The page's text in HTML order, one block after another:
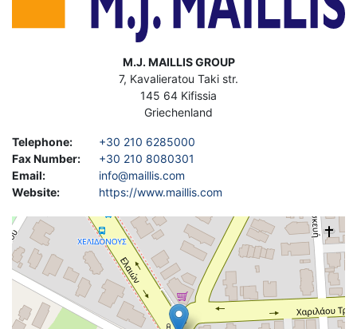
M.J. MAILLIS GROUP
7, Kavalieratou Taki str.
145 64 Kifissia
Griechenland
Telephone:
+30 210 6285000
Fax Number:
+30 210 8080301
Email:
info@maillis.com
Website: https://www.maillis.com
Geolocation